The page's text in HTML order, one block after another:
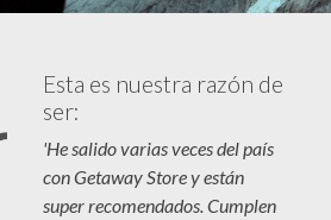
Esta es nuestra razón de
ser:
'He salido varias veces del país
con Getaway Store y están
super recomendados. Cumplen